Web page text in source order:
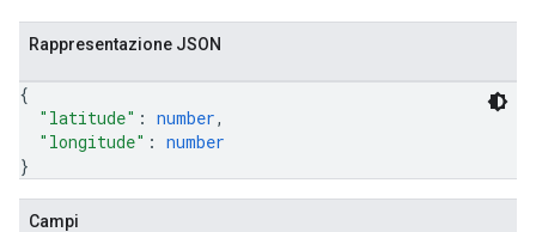
Rappresentazione JSON
{
"latitude" : number,
"longitude" : number
}
Campi